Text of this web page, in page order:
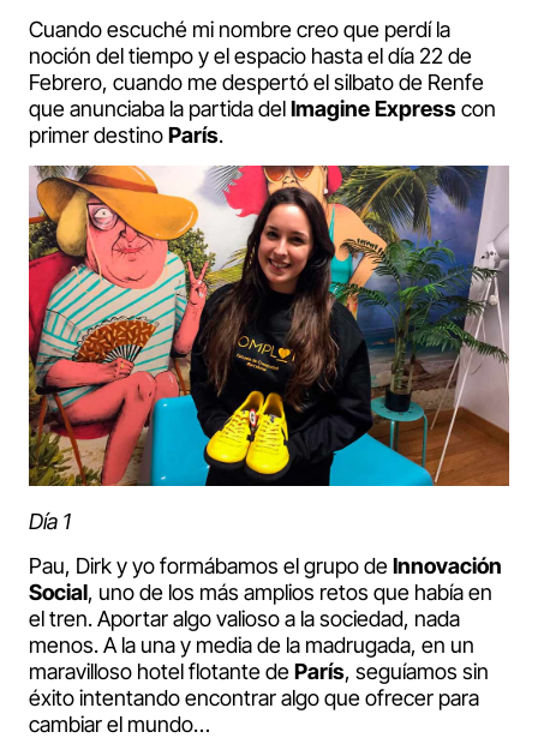
Cuando escuché mi nombre creo que perdí la
noción del tiempo y el espacio hasta el día 22 de
Febrero, cuando me despertó el silbato de Renfe
que anunciaba la partida delImagine Expresscon
primer destinoParís.
Día 1
Pau, Dirk y yo formábamos el grupo deInnovación
Social, uno de los más amplios retos que había en
el tren. Aportar algo valioso a la sociedad, nada
menos. A la una y media de la madrugada, en un
maravilloso hotel flotante deParís, seguíamos sin
éxito intentando encontrar algo que ofrecer para
cambiar el mundo…